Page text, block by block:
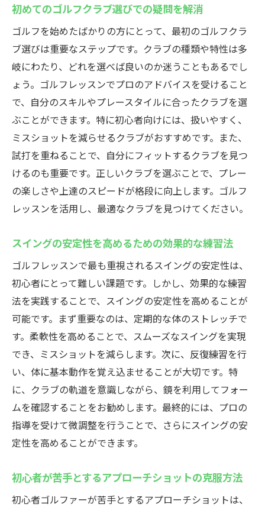
初めてのゴルフレッスンで初心者が直面する課
題を解決
初めてのラウンドで気をつけるべきマナー
初心者が陥りやすいバンカーショットの克
服法
ゴルフクラブの基本的な使い方とその種類
ゴルフレッスンでのインストラクターとの
コミュニケーション方法
初心者向けの距離感を掴むための練習方法
コースデビュー前に知っておくべきルール
とエチケット
レーする方法
初心者が自信を持ってスイングするための
心構え
プレッシャーに負けないメンタルの鍛え方
スコアを向上させるための戦略的なラウン
ドプラン
練習成果を本番で発揮するための集中力ア
ップ術
自己分析を深めるためのゴルフ日誌の活用
ゴルフ上達のための継続的なモチベーショ
初心者のためのゴルフレッスン疑問解決ガイド
ゴルフレッスンの選び方と受講のポイント
初めてのゴルフクラブ選びでの疑問を解消
ゴルフを始めたばかりの方にとって、最初のゴルフクラ
ブ選びは重要なステップです。クラブの種類や特性は多
岐にわたり、どれを選べば良いのか迷うこともあるでし
ょう。ゴルフレッスンでプロのアドバイスを受けること
で、自分のスキルやプレースタイルに合ったクラブを選
ぶことができます。特に初心者向けには、扱いやすく、
ミスショットを減らせるクラブがおすすめです。また、
試打を重ねることで、自分にフィットするクラブを見つ
けるのも重要です。正しいクラブを選ぶことで、プレー
の楽しさや上達のスピードが格段に向上します。ゴルフ
レッスンを活用し、最適なクラブを見つけてください。
スイングの安定性を高めるための効果的な練習法
ゴルフレッスンで最も重視されるスイングの安定性は、
初心者にとって難しい課題です。しかし、効果的な練習
法を実践することで、スイングの安定性を高めることが
可能です。まず重要なのは、定期的な体のストレッチで
す。柔軟性を高めることで、スムーズなスイングを実現
でき、ミスショットを減らします。次に、反復練習を行
い、体に基本動作を覚え込ませることが大切です。特
に、クラブの軌道を意識しながら、鏡を利用してフォー
ムを確認することをお勧めします。最終的には、プロの
指導を受けて微調整を行うことで、さらにスイングの安
定性を高めることができます。
初心者が苦手とするアプローチショットの克服方法
初心者ゴルファーが苦手とするアプローチショットは、